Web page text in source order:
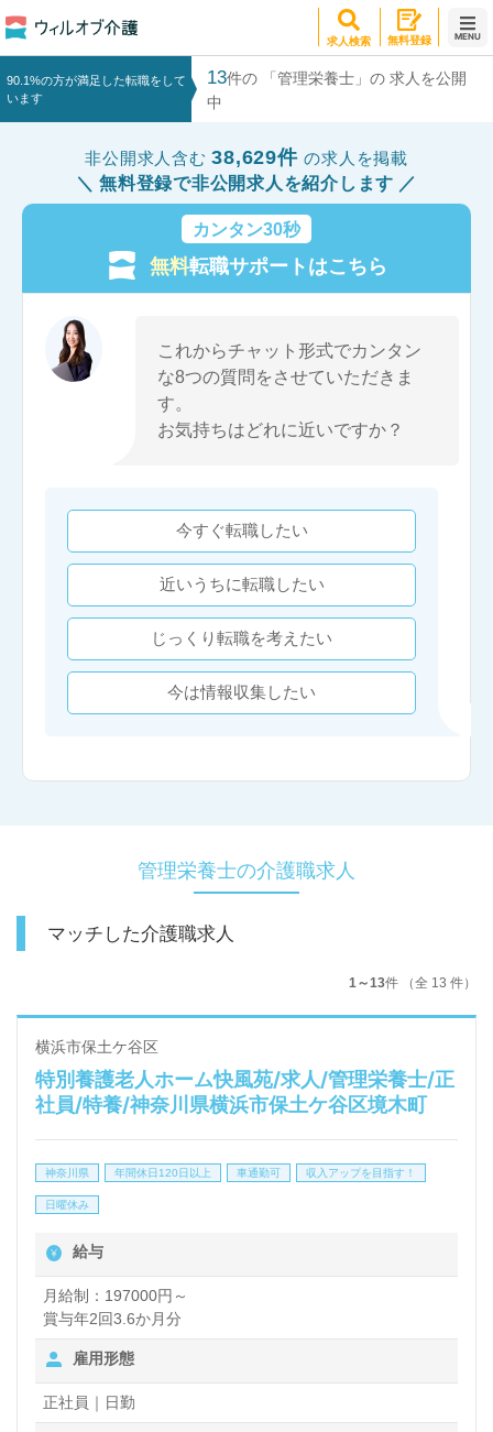
求人検索 無料登録 MENU
90.1%の方が満足した転職をして
います
13件の 「管理栄養士」の 求人を公開
中
非公開求人含む38,629件の求人を掲載
無料登録で非公開求人を紹介します
カンタン30秒
無料転職サポートはこちら
これからチャット形式でカンタン
な8つの質問をさせていただきま
す。
お気持ちはどれに近いですか？
今すぐ転職したい
近いうちに転職したい
じっくり転職を考えたい
今は情報収集したい
管理栄養士の介護職求人
マッチした介護職求人
1～13件 （全 13 件）
横浜市保土ケ谷区
特別養護老人ホーム快風苑/求人/管理栄養士/正
社員/特養/神奈川県横浜市保土ケ谷区境木町
神奈川県 年間休日120日以上 車通勤可 収入アップを目指す！
日曜休み
給与
月給制：197000円～
賞与年2回3.6か月分
雇用形態
正社員｜日勤